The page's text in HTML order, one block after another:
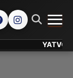
YATVO...